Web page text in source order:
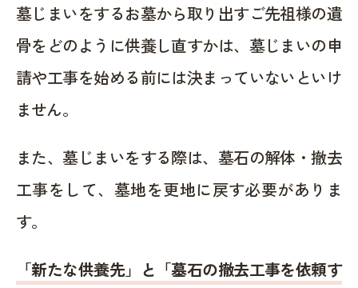
墓じまいをするお墓から取り出すご先祖様の遺
骨をどのように供養し直すかは、墓じまいの申
請や工事を始める前には決まっていないといけ
ません。
また、墓じまいをする際は、墓石の解体・撤去
工事をして、墓地を更地に戻す必要がありま
す。
「新たな供養先」と「墓石の撤去工事を依頼す